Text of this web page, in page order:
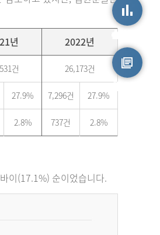
년 2022년
건 26,173건
27.9% 7,296건 27.9%
2.8% 737건 2.8%
이(17.1%) 순이었습니다.
손상통계
원시자료